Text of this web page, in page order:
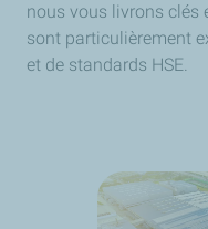
nous vous livrons clés
sont particulièrement
et de standards HSE.